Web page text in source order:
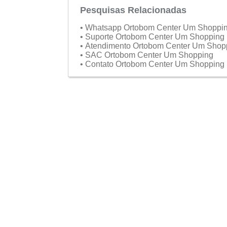
Pesquisas Relacionadas
• Whatsapp Ortobom Center Um
• Suporte Ortobom Center Um Shopping
• Atendimento Ortobom Center Um
• SAC Ortobom Center Um Shopping
• Contato Ortobom Center Um Shopping